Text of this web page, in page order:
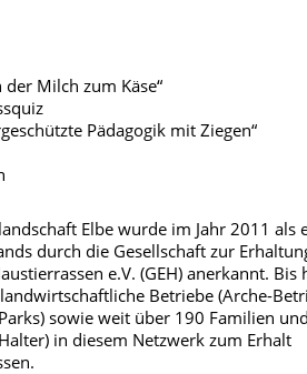
Milch zum Käse“
Pädagogik mit Ziegen“
Elbe wurde im Jahr 2011 als
durch die Gesellschaft zur
e.V. (GEH) anerkannt. Bis
Betriebe (Arche-
sowie weit über 190 Familien
in diesem Netzwerk zum Erhalt